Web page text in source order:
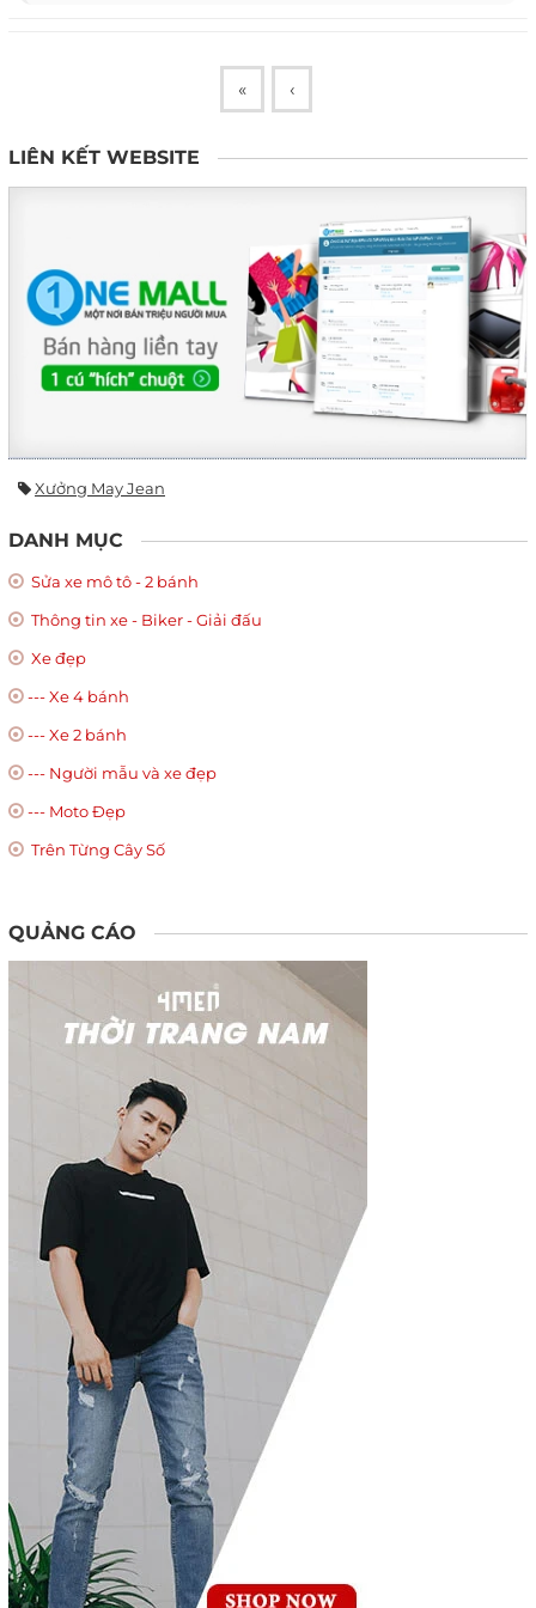
« ‹
LIÊN KẾT WEBSITE
Xưởng May Jean
DANH MỤC
Sửa xe mô tô - 2 bánh
Thông tin xe - Biker - Giải đấu
Xe đẹp
--- Xe 4 bánh
--- Xe 2 bánh
--- Người mẫu và xe đẹp
--- Moto Đẹp
Trên Từng Cây Số
QUẢNG CÁO